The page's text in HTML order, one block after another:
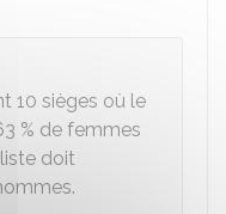
10 sièges où le
% de femmes
doit